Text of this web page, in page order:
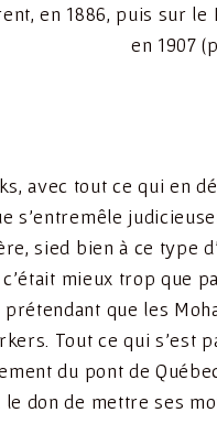
en 1886, puis sur le
en 1907
avec tout ce qui en
s’entremêle
sied bien à ce type
mieux trop que
que les
Tout ce qui s’est
du pont de
don de mettre ses